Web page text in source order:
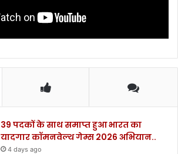
39 पदकों के साथ समाप्त हुआ भारत का
यादगार कॉमनवेल्थ गेम्स 2026 अभियान..
4 days ago